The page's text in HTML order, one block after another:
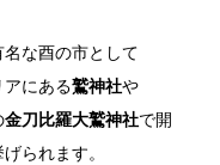
な酉の市として
にある鷲神社や
金刀比羅大鷲神社で開
られます。